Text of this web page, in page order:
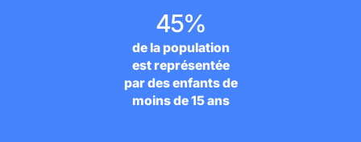
45%
de la population
est représentée
par des enfants de
moins de 15 ans